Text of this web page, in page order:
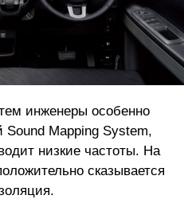
инженеры особенно
Sound Mapping System,
низкие частоты. На
сказывается